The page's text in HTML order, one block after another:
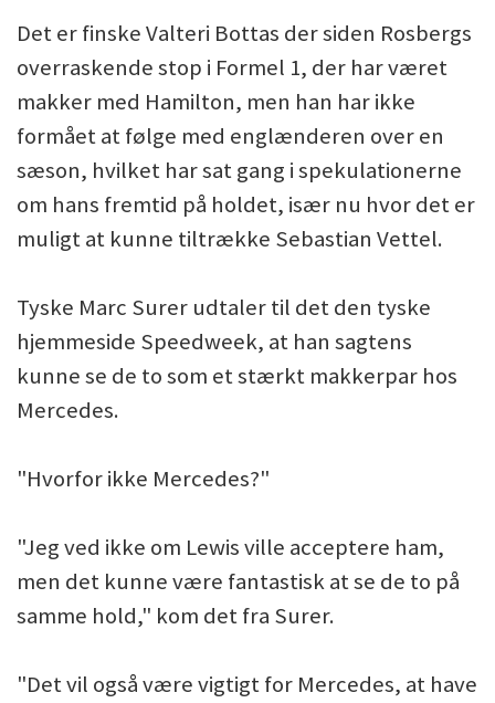
Det er finske Valteri Bottas der siden Rosbergs
overraskende stop i Formel 1, der har været
makker med Hamilton, men han har ikke
formået at følge med englænderen over en
sæson, hvilket har sat gang i spekulationerne
om hans fremtid på holdet, især nu hvor det er
muligt at kunne tiltrække Sebastian Vettel.
Tyske Marc Surer udtaler til det den tyske
hjemmeside Speedweek, at han sagtens
kunne se de to som et stærkt makkerpar hos
Mercedes.
"Hvorfor ikke Mercedes?"
"Jeg ved ikke om Lewis ville acceptere ham,
men det kunne være fantastisk at se de to på
samme hold," kom det fra Surer.
"Det vil også være vigtigt for Mercedes, at have